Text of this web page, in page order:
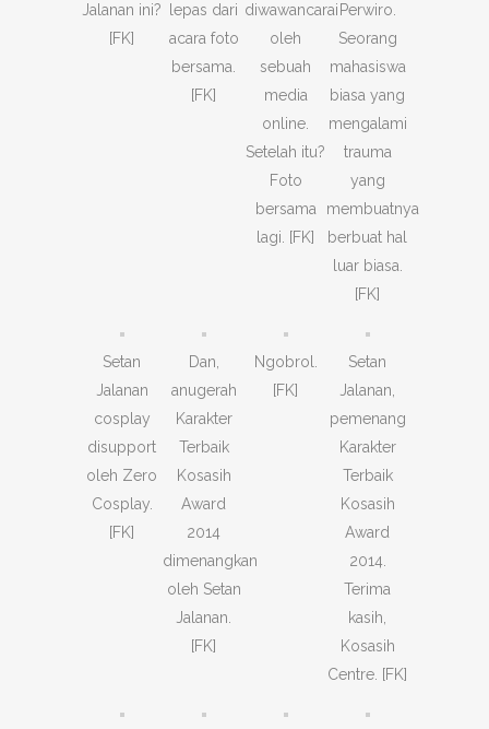
Jalanan ini?
[FK]
lepas dari
acara foto
bersama.
[FK]
diwawancarai
oleh
sebuah
media
online.
Setelah itu?
Foto
bersama
lagi. [FK]
Perwiro.
Seorang
mahasiswa
biasa yang
mengalami
trauma
yang
membuatnya
berbuat hal
luar biasa.
[FK]
Setan
Jalanan
cosplay
disupport
oleh Zero
Cosplay.
[FK]
Dan,
anugerah
Karakter
Terbaik
Kosasih
Award
2014
dimenangkan
oleh Setan
Jalanan.
[FK]
Ngobrol.
[FK]
Setan
Jalanan,
pemenang
Karakter
Terbaik
Kosasih
Award
2014.
Terima
kasih,
Kosasih
Centre. [FK]